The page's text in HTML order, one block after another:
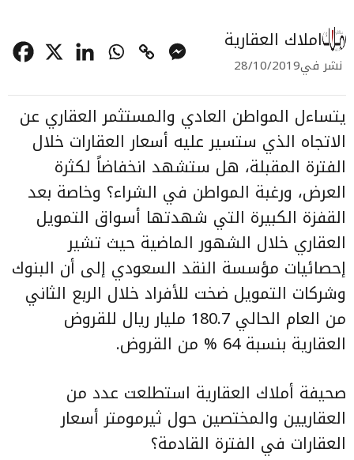
املاك العقارية
نشر في28/10/2019
يتساءل المواطن العادي والمستثمر العقاري عن
الاتجاه الذي ستسير عليه أسعار العقارات خلال
الفترة المقبلة، هل ستشهد انخفاضاً لكثرة
العرض، ورغبة المواطن في الشراء؟ وخاصة بعد
القفزة الكبيرة التي شهدتها أسواق التمويل
العقاري خلال الشهور الماضية حيث تشير
إحصائيات مؤسسة النقد السعودي إلى أن البنوك
وشركات التمويل ضخت للأفراد خلال الربع الثاني
من العام الحالي 180.7 مليار ريال للقروض
العقارية بنسبة 64 % من القروض.
صحيفة أملاك العقارية استطلعت عدد من
العقاريين والمختصين حول ثيرمومتر أسعار
العقارات في الفترة القادمة؟